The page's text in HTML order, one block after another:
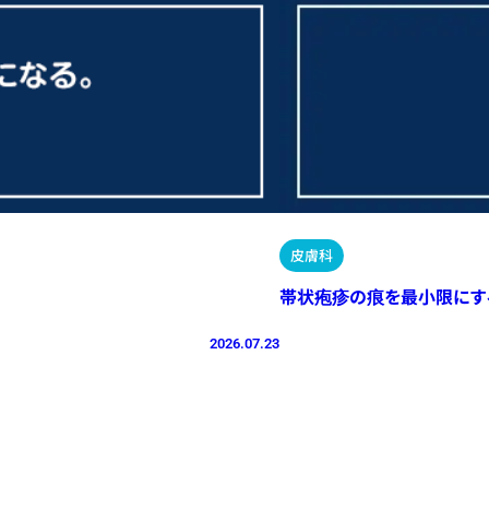
2026.07.23
皮膚科
帯状疱疹の痕を最小限にす